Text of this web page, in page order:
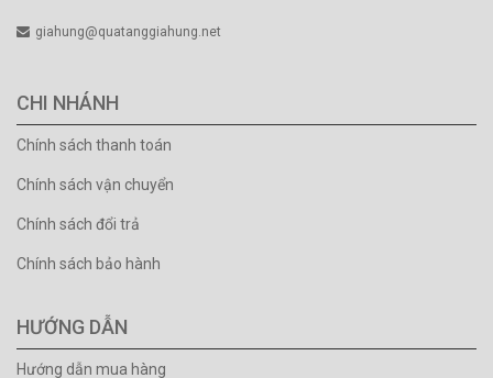
giahung@quatanggiahung.net
CHI NHÁNH
Chính sách thanh toán
Chính sách vận chuyển
Chính sách đổi trả
Chính sách bảo hành
HƯỚNG DẪN
Hướng dẫn mua hàng